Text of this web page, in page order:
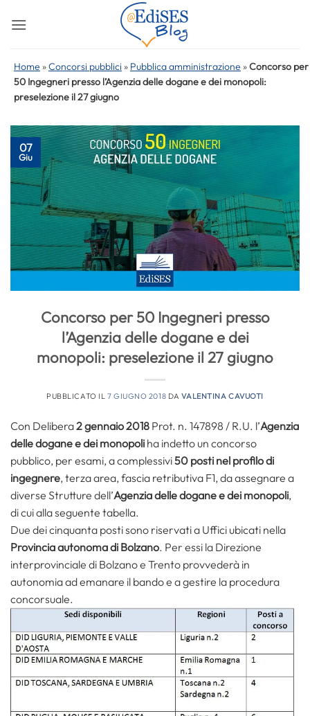
Home »Concorsi pubblici » Pubblica amministrazione »Concorso per
50 Ingegneri presso l’Agenzia delle dogane e dei monopoli:
preselezione il 27 giugno
07
Giu
Concorso per 50 Ingegneri presso
l’Agenzia delle dogane e dei
monopoli: preselezione il 27 giugno
PUBBLICATO IL 7 GIUGNO 2018 DAVALENTINA CAVUOTI
Con Delibera2 gennaio 2018 Prot. n. 147898 / R.U. l’Agenzia
delle dogane e dei monopoli ha indetto un concorso
pubblico, per esami, a complessivi50 posti nel profilo di
ingegnere, terza area, fascia retributiva F1, da assegnare a
diverse Strutture dell’Agenzia delle dogane e dei monopoli,
di cui alla seguente tabella.
Due dei cinquanta posti sono riservati a Uffici ubicati nella
Provincia autonoma di Bolzano. Per essi la Direzione
interprovinciale di Bolzano e Trento provvederà in
autonomia ad emanare il bando e a gestire la procedura
concorsuale.